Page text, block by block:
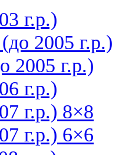
г.р.)
2005 г.р.)
2005 г.р.)
г.р.)
г.р.) 8×8
г.р.) 6×6